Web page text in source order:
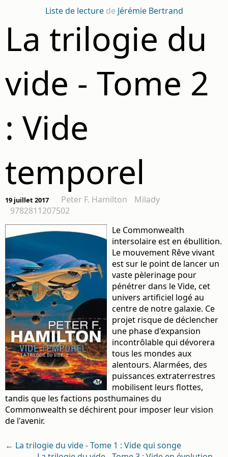
Liste de lecturede Jérémie Bertrand
La trilogie du
vide - Tome 2
: Vide
temporel
19 juillet 2017 Peter F. Hamilton
Milady
9782811207502
Le Commonwealth
intersolaire est en ébullition.
Le mouvement Rêve vivant
est sur le point de lancer un
vaste pèlerinage pour
pénétrer dans le Vide, cet
univers artificiel logé au
centre de notre galaxie. Ce
projet risque de déclencher
une phase d'expansion
incontrôlable qui dévorera
tous les mondes aux
alentours. Alarmées, des
puissances extraterrestres
mobilisent leurs flottes,
tandis que les factions posthumaines du
Commonwealth se déchirent pour imposer leur vision
de l'avenir.
← La trilogie du vide - Tome 1 : Vide qui songe